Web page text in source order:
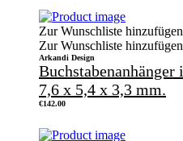
Zur Wunschliste hinzufügen
Zur Wunschliste hinzufügen
Arkandi Design
Buchstabenanhänger
7,6 x 5,4 x 3,3 mm.
€142.00